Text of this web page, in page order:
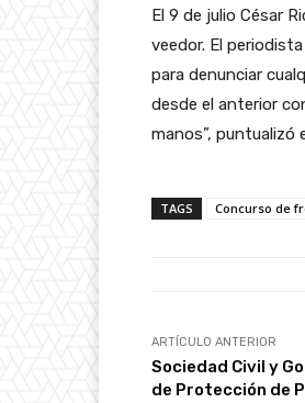
El 9 de julio César
veedor. El
para denunciar
desde el anterior
manos”, puntualizó
TAGS Concurso de
ARTÍCULO ANTERIOR
Sociedad Civil y
de Protección de